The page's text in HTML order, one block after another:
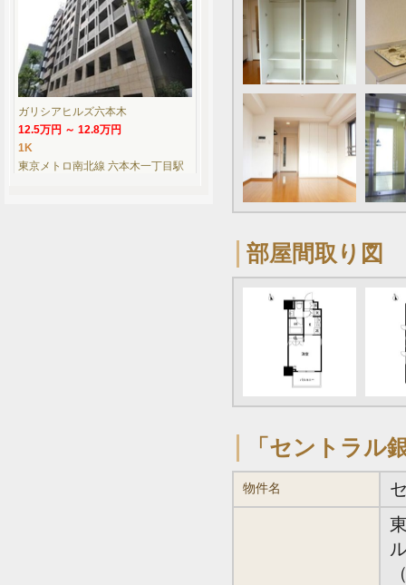
部屋間取り図
「セントラル
物件名
ガリシアヒルズ六本木
12.5万円 ～ 12.8万円
1K
東京メトロ南北線 六本木一丁目駅